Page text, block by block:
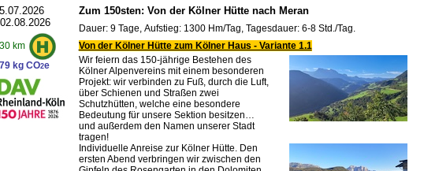
km
kg CO2e
Zum 150sten: Von der Kölner Hütte nach Meran
Dauer: 9 Tage, Aufstieg: 1300 Hm/Tag, Tagesdauer: 6-8 Std./Tag.
Von der Kölner Hütte zum Kölner Haus - Variante 1.1
Wir feiern das 150-jährige Bestehen des
Kölner Alpenvereins mit einem besonderen
Projekt: wir verbinden zu Fuß, durch die Luft,
über Schienen und Straßen zwei
Schutzhütten, welche eine besondere
Bedeutung für unsere Sektion besitzen…
und außerdem den Namen unserer Stadt
tragen!
Individuelle Anreise zur Kölner Hütte. Den
ersten Abend verbringen wir zwischen den